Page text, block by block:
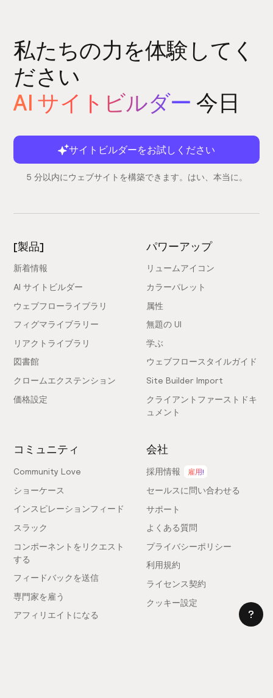
私たちの力を体験してく
ださい
AI サイトビルダー 今日
サイトビルダーをお試しください
5 分以内にウェブサイトを構築できます。はい、本当に。
[製品]
新着情報
AI サイトビルダー
ウェブフローライブラリ
フィグマライブラリー
リアクトライブラリ
図書館
クロームエクステンション
価格設定
パワーアップ
リュームアイコン
カラーパレット
属性
無題の UI
学ぶ
ウェブフロースタイルガイド
Site Builder Import
クライアントファーストドキ
ュメント
コミュニティ
Community Love
ショーケース
インスピレーションフィード
スラック
コンポーネントをリクエスト
する
フィードバックを送信
専門家を雇う
アフィリエイトになる
会社
採用情報 雇用!
セールスに問い合わせる
サポート
よくある質問
プライバシーポリシー
利用規約
ライセンス契約
クッキー設定